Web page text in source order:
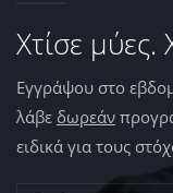
Χτίσε μύες.
Εγγράψου στο
λάβε δωρεάν
ειδικά για τους